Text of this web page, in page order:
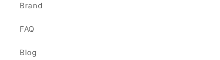
Brand
FAQ
Blog